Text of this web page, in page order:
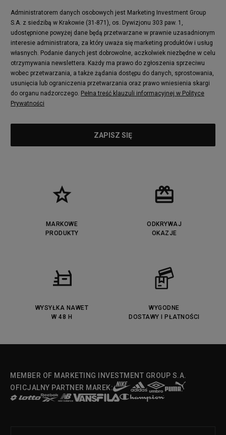
Administratorem danych osobowych jest Marketing Investment Group
S.A. z siedzibą w Krakowie (31-871), os. Dywizjonu 303 paw. 1,
udostępnione powyżej dane będą przetwarzane w prawnie uzasadnionym
interesie administratora, za który uważa się marketing produktów i usług
własnych. Podanie danych jest dobrowolne, aczkolwiek niezbędne w celu
otrzymywania newslettera. Każdy ma prawo do zgłoszenia sprzeciwu
wobec przetwarzania, a także żądania dostępu do danych, sprostowania,
usunięcia lub ograniczenia przetwarzania oraz prawo wniesienia skargi
do organu nadzorczego. Pełna treść klauzuli informacyjnej w Polityce
Prywatności
MARKOWE
PRODUKTY
ODKRYWAJ
OKAZJE
WYSYŁKA NAWET
W 48 H
WYGODNE
DOSTAWY I PŁATNOŚCI
MEMBER OF MARKETING INVESTMENT GROUP S.A.
OFICJALNY PARTNER MAREK: